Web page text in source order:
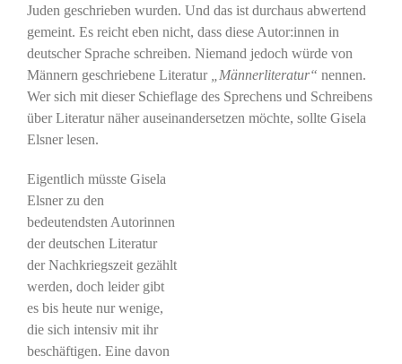
Juden geschrieben wurden. Und das ist durchaus abwertend
gemeint. Es reicht eben nicht, dass diese Autor:innen in
deutscher Sprache schreiben. Niemand jedoch würde von
Männern geschriebene Literatur
„Männerliteratur“ nennen.
Wer sich mit dieser Schieflage des Sprechens und Schreibens
über Literatur näher auseinandersetzen möchte, sollte Gisela
Elsner lesen.
Eigentlich müsste Gisela
Elsner zu den
bedeutendsten Autorinnen
der deutschen Literatur
der Nachkriegszeit gezählt
werden, doch leider gibt
es bis heute nur wenige,
die sich intensiv mit ihr
beschäftigen. Eine davon